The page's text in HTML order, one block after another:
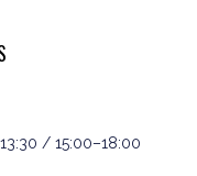
/ 15:00–18:00